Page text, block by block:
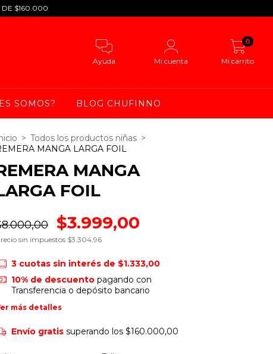
DE $160.000
Ayuda Mi cuenta Mi carrito
0
SOMOS? BLOG CHUFINNO
> Todos los productos niñas >
MANGA LARGA FOIL
MANGA
FOIL
$3.999,00
sin impuestos $3.304,96
3 cuotas sin interés de $1.333,00
10% de descuentopagando con
Transferencia o depósito bancario
más detalles
Envío gratis superando los $160.000,00